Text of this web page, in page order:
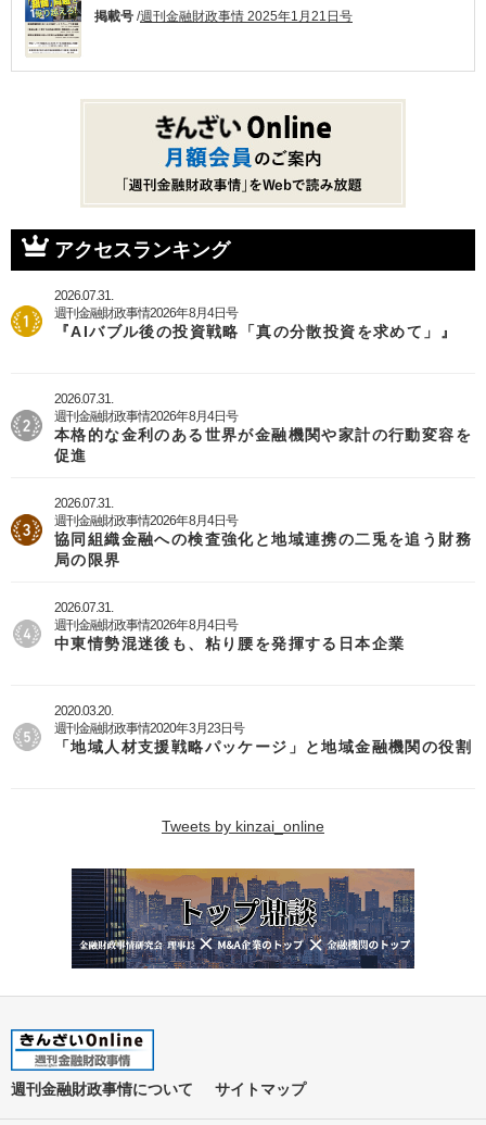
掲載号 /週刊金融財政事情 2025年1月21日号
アクセスランキング
2026.07.31.
週刊金融財政事情2026年8月4日号
『AIバブル後の投資戦略「真の分散投資を求めて」』
2026.07.31.
週刊金融財政事情2026年8月4日号
本格的な金利のある世界が金融機関や家計の行動変容を
促進
2026.07.31.
週刊金融財政事情2026年8月4日号
協同組織金融への検査強化と地域連携の二兎を追う財務
局の限界
2026.07.31.
週刊金融財政事情2026年8月4日号
中東情勢混迷後も、粘り腰を発揮する日本企業
2020.03.20.
週刊金融財政事情2020年3月23日号
「地域人材支援戦略パッケージ」と地域金融機関の役割
Tweets by kinzai_online
週刊金融財政事情について サイトマップ